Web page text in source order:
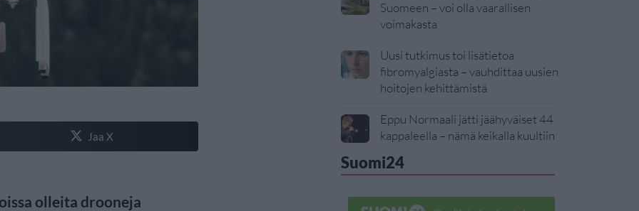
Jaa X
olleita drooneja
Suomeen – voi olla vaarallisen
voimakasta
Uusi tutkimus toi lisätietoa
fibromyalgiasta – vauhdittaa uusien
hoitojen kehittämistä
Eppu Normaali jätti jäähyväiset 44
kappaleella – nämä keikalla kuultiin
Suomi24